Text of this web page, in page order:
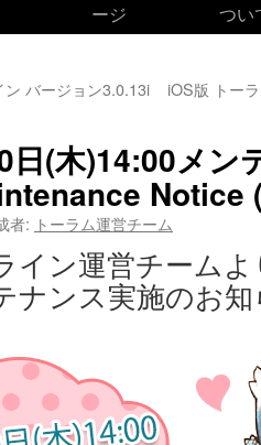
ージ
つい
バージョン3.0.13i
iOS版 トー
日(木)14:00メン
Notice
者: トーラム運営チーム
イン運営チーム
ナンス実施のお